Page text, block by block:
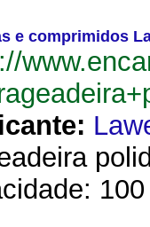
e comprimidos